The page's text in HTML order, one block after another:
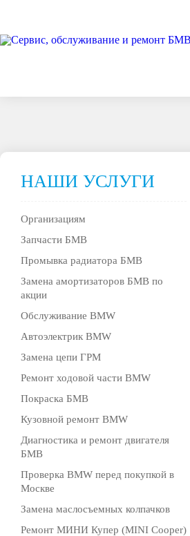
НАШИ УСЛУГИ
Организациям
Запчасти БМВ
Промывка радиатора БМВ
Замена амортизаторов БМВ по
акции
Обслуживание BMW
Автоэлектрик BMW
Замена цепи ГРМ
Ремонт ходовой части BMW
Покраска БМВ
Кузовной ремонт BMW
Диагностика и ремонт двигателя
БМВ
Проверка BMW перед покупкой в
Москве
Замена маслосъемных колпачков
Ремонт МИНИ Купер (MINI Cooper)